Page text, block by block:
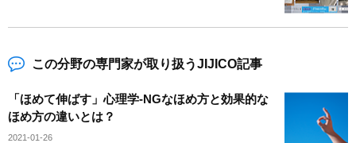
この分野の専門家が取り扱うJIJICO記事
「ほめて伸ばす」心理学‐NGなほめ方と効果的な
ほめ方の違いとは？
2021-01-26